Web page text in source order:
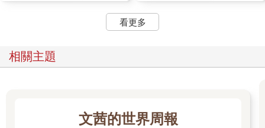
「立湘！電話。」樂晴喊著，而我知道打電話來的是我媽。
是以為我還是個小孩。
翼說著，深怕我又老招地用「要趕案子」來拒絕他們。
看更多
相關主題
文茜的世界周報